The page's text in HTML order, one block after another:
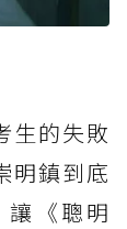
生的失敗
明鎮到底
《聰明